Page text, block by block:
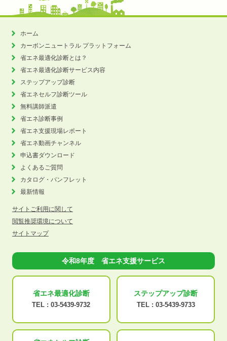
ホーム
カーボンニュートラル プラットフォーム
省エネ最適化診断とは？
省エネ最適化診断サービス内容
ステップアップ診断
省エネセルフ診断ツール
無料講師派遣
省エネ診断事例
省エネ支援現場レポート
省エネ動画チャンネル
申込書ダウンロード
よくあるご質問
カタログ・パンフレット
最新情報
サイトご利用に関して
閲覧推奨環境について
サイトマップ
令和8年度 省エネ支援サービス
省エネ最適化診断
TEL : 03-5439-9732
ステップアップ診断
TEL : 03-5439-9733